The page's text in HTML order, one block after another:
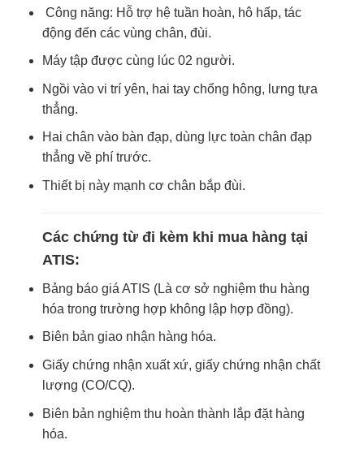
Công năng: Hỗ trợ hệ tuần hoàn, hô hấp, tác
động đến các vùng chân, đùi.
Máy tập được cùng lúc 02 người.
Ngồi vào vi trí yên, hai tay chống hông, lưng tựa
thẳng.
Hai chân vào bàn đạp, dùng lực toàn chân đạp
thẳng về phí trước.
Thiết bị này mạnh cơ chân bắp đùi.
Các chứng từ đi kèm khi mua hàng tại
ATIS:
Bảng báo giá ATIS (Là cơ sở nghiệm thu hàng
hóa trong trường hợp không lập hợp đồng).
Biên bản giao nhận hàng hóa.
Giấy chứng nhận xuất xứ, giấy chứng nhận chất
lượng (CO/CQ).
Biên bản nghiệm thu hoàn thành lắp đặt hàng
hóa.